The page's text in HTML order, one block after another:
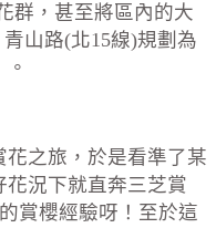
群，甚至將區內的大
山路(北15線)規劃為
。
之旅，於是看準了某
況下就直奔三芝賞
賞櫻經驗呀！至於這